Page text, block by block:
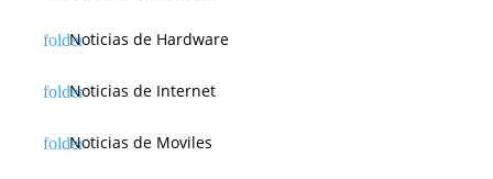
Noticias de Hardware
Noticias de Internet
Noticias de Moviles